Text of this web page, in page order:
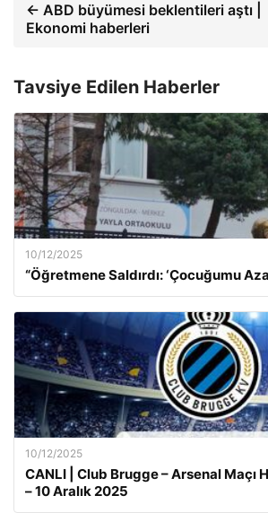
← ABD büyümesi beklentileri aştı |
Ekonomi haberleri
Tavsiye Edilen Haberler
10/12/2025
“Öğretmene Saldırdı: ‘Çocuğumu
10/12/2025
CANLI | Club Brugge – Arsenal Maçı
– 10 Aralık 2025